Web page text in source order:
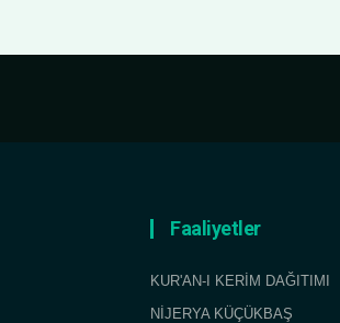
Faaliyetler
KUR'AN-I KERİM DAĞITIMI
NİJERYA KÜÇÜKBAŞ